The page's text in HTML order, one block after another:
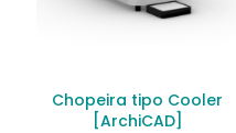
Chopeira tipo Cooler
[ArchiCAD]